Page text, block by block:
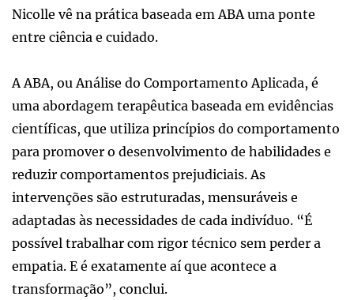
Nicolle vê na prática baseada em ABA uma ponte
entre ciência e cuidado.
A ABA, ou Análise do Comportamento Aplicada, é
uma abordagem terapêutica baseada em evidências
científicas, que utiliza princípios do comportamento
para promover o desenvolvimento de habilidades e
reduzir comportamentos prejudiciais. As
intervenções são estruturadas, mensuráveis e
adaptadas às necessidades de cada indivíduo. “É
possível trabalhar com rigor técnico sem perder a
empatia. E é exatamente aí que acontece a
transformação”, conclui.